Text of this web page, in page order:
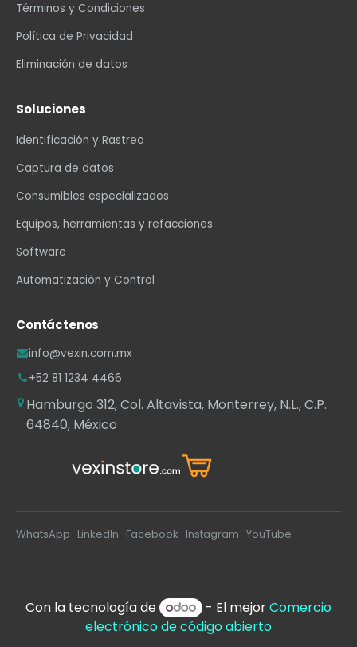
Términos y Condiciones
Política de Privacidad
Eliminación de datos
Soluciones
Identificación y Rastreo
Captura de datos
Consumibles especializados
Equipos, herramientas y refacciones
Software
Automatización y Control
Contáctenos
info@vexin.com.mx
+52 81 1234 4466
Hamburgo 312, Col. Altavista, Monterrey, N.L., C.P.
64840, México
WhatsApp · LinkedIn · Facebook · Instagram · YouTube
Con la tecnología de - El mejorComercio
electrónico de código abierto